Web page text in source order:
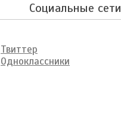
Социальные сети
Твиттер
Одноклассники